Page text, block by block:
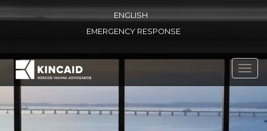
ENGLISH
EMERGENCY RESPONSE